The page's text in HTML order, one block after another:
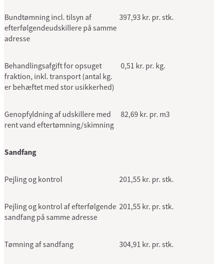
Bundtømning incl. tilsyn af
efterfølgendeudskillere på samme
adresse
397,93 kr. pr. stk.
Behandlingsafgift for opsuget
fraktion, inkl. transport (antal kg.
er behæftet med stor usikkerhed)
0,51 kr. pr. kg.
Genopfyldning af udskillere med
rent vand eftertømning/skimning
82,69 kr. pr. m3
Sandfang
Pejling og kontrol 201,55 kr. pr. stk.
Pejling og kontrol af efterfølgende
sandfang på samme adresse
201,55 kr. pr. stk.
Tømning af sandfang 304,91 kr. pr. stk.